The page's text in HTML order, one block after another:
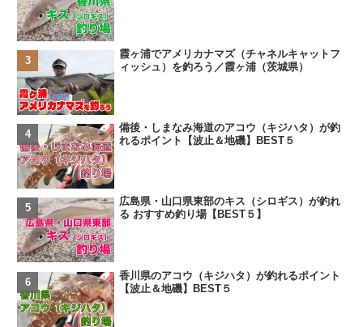
霞ヶ浦でアメリカナマズ（チャネルキャットフ
ィッシュ）を釣ろう／霞ヶ浦（茨城県）
備後・しまなみ海道のアコウ（キジハタ）が釣
れるポイント【波止＆地磯】BEST５
広島県・山口県東部のキス（シロギス）が釣れ
る おすすめ釣り場【BEST５】
香川県のアコウ（キジハタ）が釣れるポイント
【波止＆地磯】BEST５